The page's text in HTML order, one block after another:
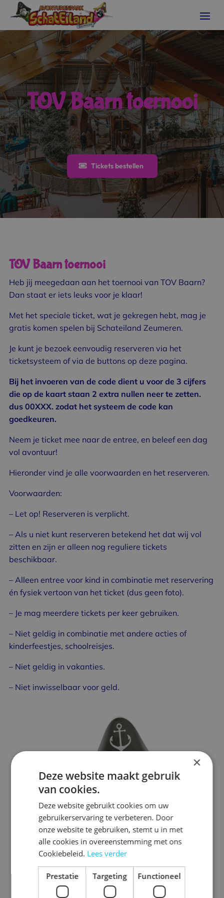
TOV Baarn toernooi
Tickets bestellen
TOV Baarn toernooi
Heb jij meegedaan aan het toernooi van TOV Baarn?
Dan staat er iets leuks voor je klaar!
Met het speciale ticket, wat je gekregen hebt, mag je
gratis komen spelen bij Schateiland Zeumeren.
Je kunt je bezoek eenvoudig reserveren via het
ticketsysteem of via de buttons op deze pagina.
Bij het invoeren van de code dient u voor de 3 cijfers
die op de kaart staan 2 extra nullen neer te zetten.
dus 00XXX. zodat het systeem de code kan
goedkeuren.
Neem je ticket mee naar de entree, en beleef een dag
vol avontuur!
Hieronder vind je alle voorwaarden en het reserveren.
Voorwaarden:
– Let op! Reserveren is verplicht.
– Als u niet kunt reserveren betekend het dat wij vol
zitten en zijn er alleen nog reguliere tickets
beschikbaar.
– Alleen entree voor kind in combinatie met reservering
én fysiek vertoon van het ticket (dus geen foto).
– Je mag meerdere tickets per keer gebruiken.
– Niet geldig in combinatie met andere acties of
kinderfeestjes, schoolreisjes.
– Niet geldig in vakanties.
– Niet inwisselbaar voor geld.
×
Deze website maakt gebruik
van cookies.
Deze website gebruikt cookies om uw
gebruikerservaring te verbeteren. Door
onze website te gebruiken, stemt u in met
alle cookies in overeenstemming met ons
Cookiebeleid. Lees verder
Prestatie Targeting Functioneel